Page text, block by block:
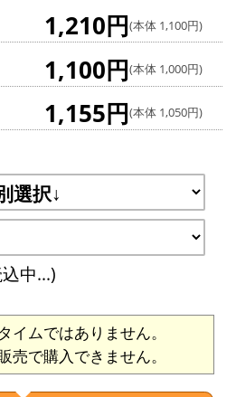
1,210円(本体 1,100円)
1,100円(本体 1,000円)
1,155円(本体 1,050円)
中...)
イムではありません。
売で購入できません。